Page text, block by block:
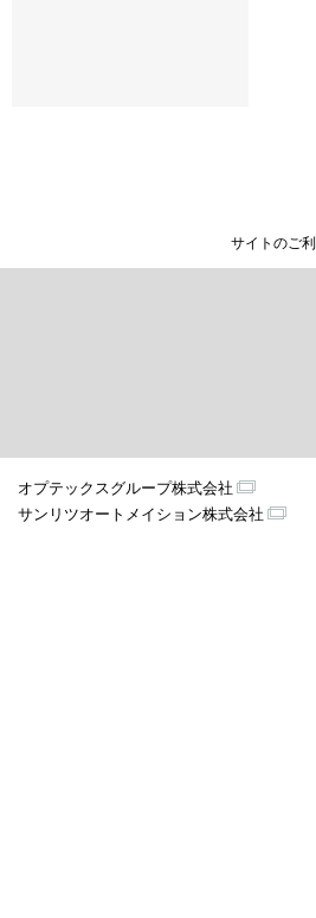
サイトのご
オプテックスグループ株式会社
サンリツオートメイション株式会社